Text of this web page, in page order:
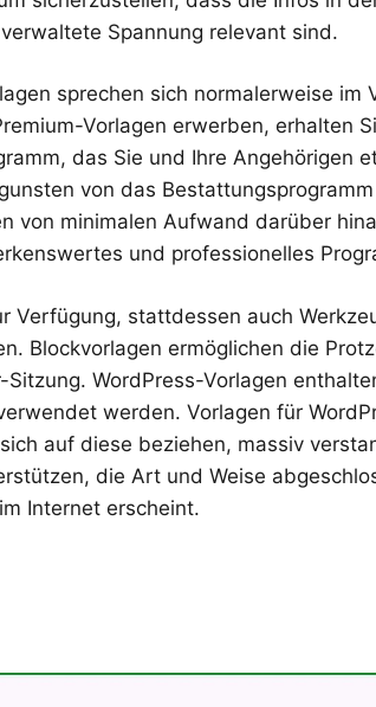
Spannung relevant sind.
sprechen sich normalerweise im
Vorlagen erwerben, erhalten
das Sie und Ihre Angehörigen
von das
von minimalen Aufwand darüber
und professionelles
Verfügung, stattdessen auch
Blockvorlagen ermöglichen die
WordPress-Vorlagen
werden. Vorlagen für
auf diese beziehen, massiv
die Art und Weise
Internet erscheint.